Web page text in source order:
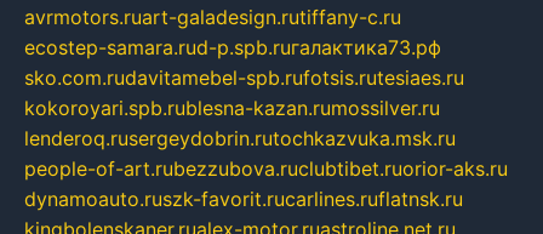
avrmotors.ruart-galadesign.rutiffany-c.ru
ecostep-samara.rud-p.spb.ruгалактика73.рф
sko.com.rudavitamebel-spb.rufotsis.rutesiaes.ru
kokoroyari.spb.rublesna-kazan.rumossilver.ru
lenderoq.rusergeydobrin.rutochkazvuka.msk.ru
people-of-art.rubezzubova.ruclubtibet.ruorior-aks.ru
dynamoauto.ruszk-favorit.rucarlines.ruflatnsk.ru
kingbolenskaner.rualex-motor.ruastroline.net.ru